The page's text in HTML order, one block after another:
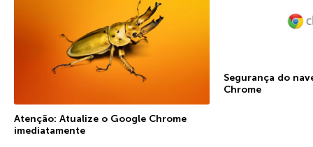
Atenção: Atualize o Google Chrome
imediatamente
Segurança do
Chrome